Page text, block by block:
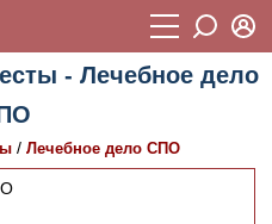
- Лечебное дело
/ Лечебное дело СПО